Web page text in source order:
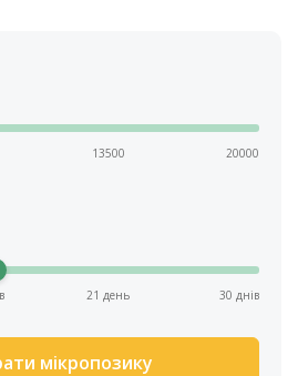
13500 20000
21 день 30 днів
мікропозику